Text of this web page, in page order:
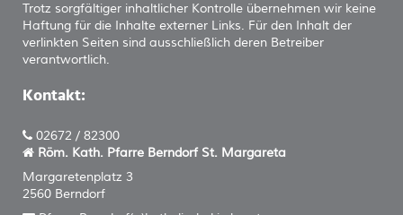
Trotz sorgfältiger inhaltlicher Kontrolle übernehmen wir keine
Haftung für die Inhalte externer Links. Für den Inhalt der
verlinkten Seiten sind ausschließlich deren Betreiber
verantwortlich.
Kontakt:
02672 / 82300
Röm. Kath. Pfarre Berndorf St. Margareta
Margaretenplatz 3
2560 Berndorf